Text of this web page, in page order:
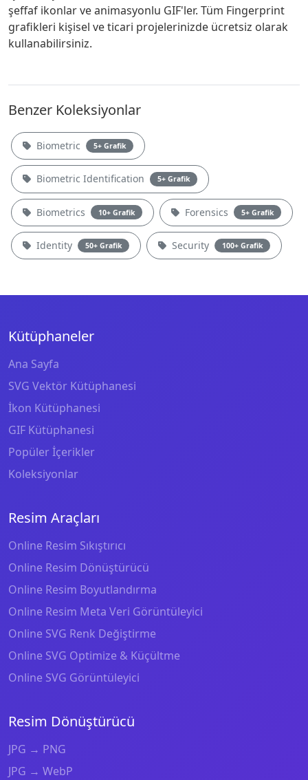
şeffaf ikonlar ve animasyonlu GIF'ler. Tüm Fingerprint
grafikleri kişisel ve ticari projelerinizde ücretsiz olarak
kullanabilirsiniz.
Benzer Koleksiyonlar
Biometric 5+ Grafik
Biometric Identification 5+ Grafik
Biometrics 10+ Grafik Forensics 5+ Grafik
Identity 50+ Grafik Security 100+ Grafik
Kütüphaneler
Ana Sayfa
SVG Vektör Kütüphanesi
İkon Kütüphanesi
GIF Kütüphanesi
Popüler İçerikler
Koleksiyonlar
Resim Araçları
Online Resim Sıkıştırıcı
Online Resim Dönüştürücü
Online Resim Boyutlandırma
Online Resim Meta Veri Görüntüleyici
Online SVG Renk Değiştirme
Online SVG Optimize & Küçültme
Online SVG Görüntüleyici
Resim Dönüştürücü
JPG → PNG
JPG → WebP